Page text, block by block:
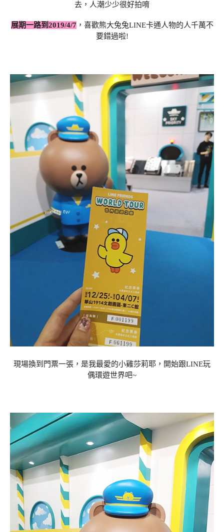
去，人潮少少很好拍唷
展期一路到2019/4/7，喜歡熊大兔兔LINE卡通人物的人千萬不
要錯過啦!
現場換到門票一張，是我最愛的小雞莎莉耶，開始跟LINE玩
偶環遊世界吧~